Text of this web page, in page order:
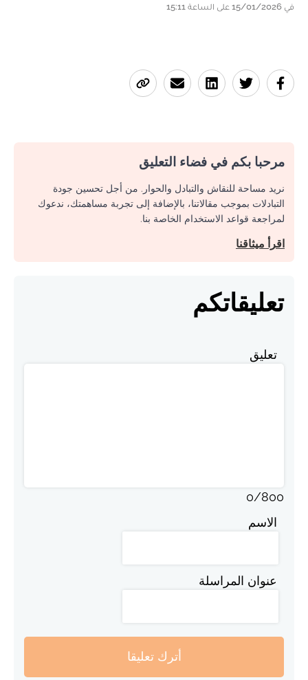
في 15/01/2026 على الساعة 15:11
مرحبا بكم في فضاء التعليق
نريد مساحة للنقاش والتبادل والحوار. من أجل تحسين جودة
التبادلات بموجب مقالاتنا، بالإضافة إلى تجربة مساهمتك، ندعوك
لمراجعة قواعد الاستخدام الخاصة بنا.
اقرأ ميثاقنا
تعليقاتكم
تعليق
0/800
الاسم
عنوان المراسلة
أترك تعليقا